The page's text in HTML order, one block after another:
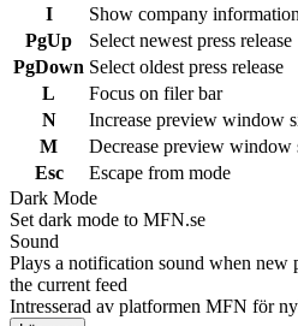
I
Show company information
PgUp
Select newest press release
PgDown Select oldest press release
L
Focus on filer bar
N
Increase preview window
M
Decrease preview window
Esc
Escape from mode
Dark Mode
Set dark mode to MFN.se
Sound
Plays a notification sound when new
the current feed
Intresserad av platformen MFN för